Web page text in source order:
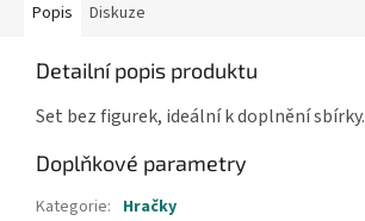
Popis Diskuze
Detailní popis produktu
Set bez figurek, ideální k doplnění sbírky.
Doplňkové parametry
Kategorie: Hračky